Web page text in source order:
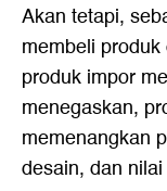
Akan tetapi,
membeli
produk impor
menegaskan,
memenangkan
desain, dan